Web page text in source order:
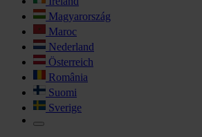
Magyarország
Maroc
Nederland
Österreich
România
Suomi
Sverige